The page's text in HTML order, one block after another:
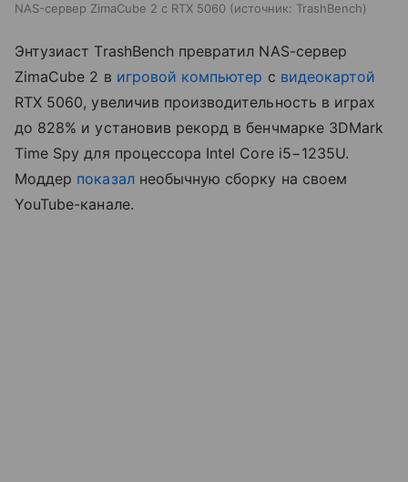
NAS-сервер ZimaCube 2 с RTX 5060 источник: TrashBench
Энтузиаст TrashBench превратил NAS-сервер
ZimaCube 2 в игровой компьютер с видеокартой
RTX 5060, увеличив производительность в играх
до 828% и установив рекорд в бенчмарке 3DMark
Time Spy для процессора Intel Core i5−1235U.
Моддер показалнеобычную сборку на своем
YouTube-канале.